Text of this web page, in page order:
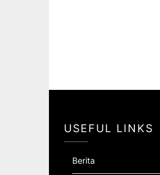
USEFUL LINKS
Berita